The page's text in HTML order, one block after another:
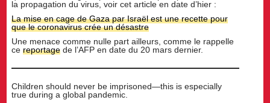
la propagation du virus, voir cet article en date d’hier :
La mise en cage de Gaza par Israël est une recette pour
que le coronavirus crée un désastre
Une menace comme nulle part ailleurs, comme le rappelle
cereportage de l’AFP en date du 20 mars dernier.
Children should never be imprisoned—this is especially
true during a global pandemic.